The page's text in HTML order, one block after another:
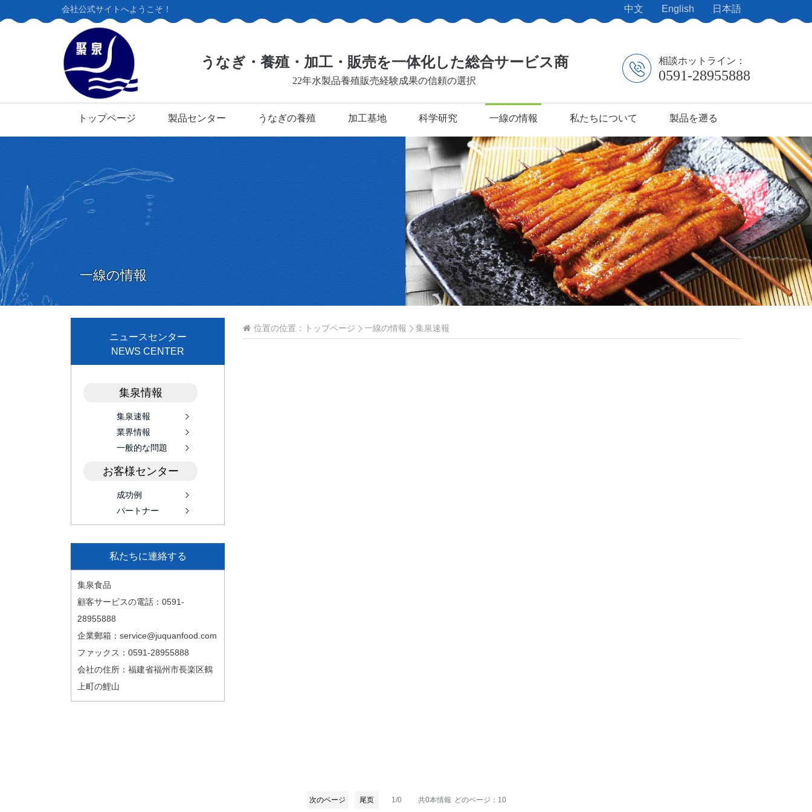
会社公式サイトへようこそ！ 中文 English 日本語
うなぎ・養殖・加工・販売を一体化した総合サービス商
22年水製品養殖販売経験成果の信頼の選択
相談ホットライン：
0591-28955888
トップページ 製品センター うなぎの養殖 加工基地 科学研究 一線の情報 私たちについて 製品を遡る
一線の情報
ニュースセンター
NEWS CENTER
集泉情報
集泉速報
業界情報
一般的な問題
お客様センター
成功例
パートナー
私たちに連絡する
集泉食品
顧客サービスの電話：0591-
28955888
企業郵箱：service@juquanfood.com
ファックス：0591-28955888
会社の住所：福建省福州市長楽区鶴
上町の鯉山
位置の位置： トップページ 一線の情報 集泉速報
次のページ 尾页 1/0 どのページ：10
共0本情報